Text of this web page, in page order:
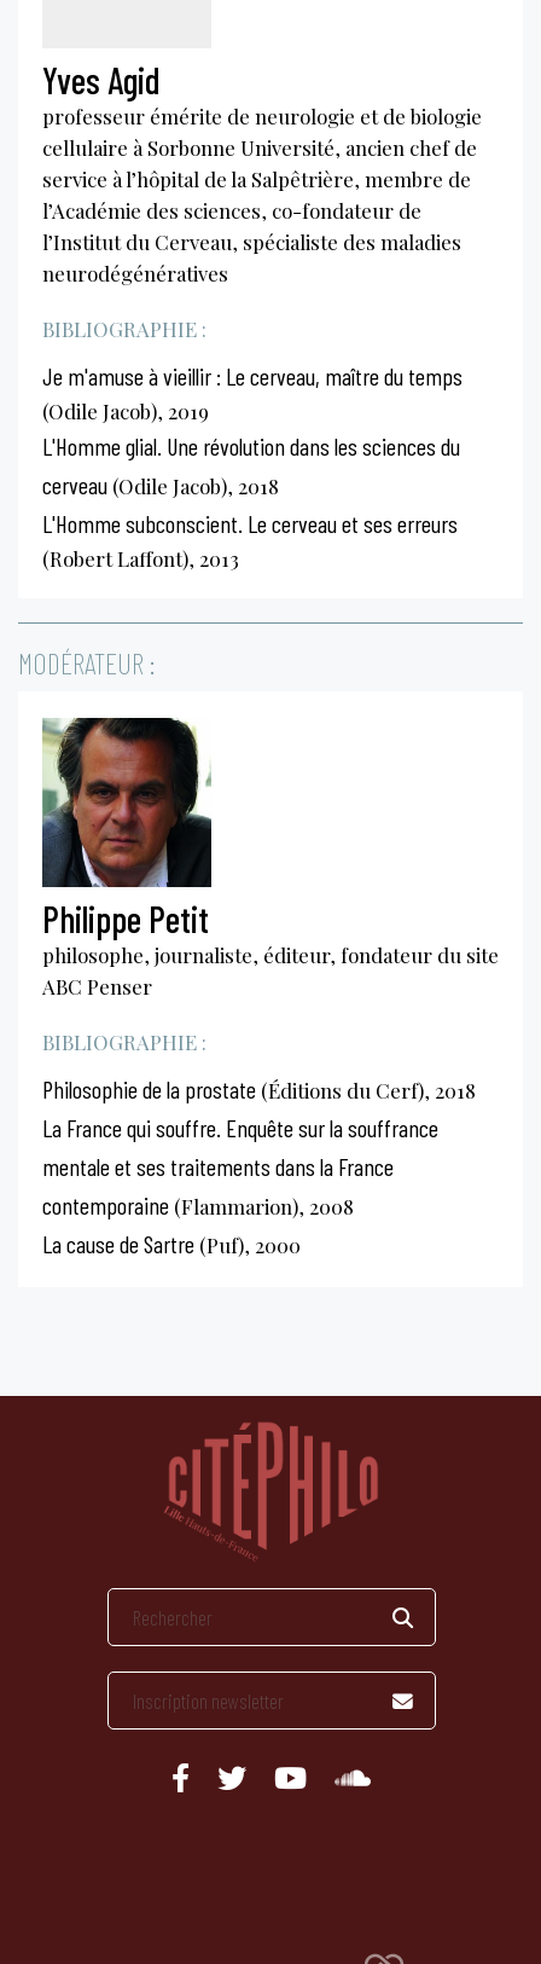
Yves Agid
professeur émérite de neurologie et de biologie
cellulaire à Sorbonne Université, ancien chef de
service à l’hôpital de la Salpêtrière, membre de
l’Académie des sciences, co-fondateur de
l’Institut du Cerveau, spécialiste des maladies
neurodégénératives
BIBLIOGRAPHIE :
Je m'amuse à vieillir : Le cerveau, maître du temps
(Odile Jacob), 2019
L'Homme glial. Une révolution dans les sciences du
cerveau (Odile Jacob), 2018
L'Homme subconscient. Le cerveau et ses erreurs
(Robert Laffont), 2013
MODÉRATEUR :
Philippe Petit
philosophe, journaliste, éditeur, fondateur du site
ABC Penser
BIBLIOGRAPHIE :
Philosophie de la prostate (Éditions du Cerf), 2018
La France qui souffre. Enquête sur la souffrance
mentale et ses traitements dans la France
contemporaine (Flammarion), 2008
La cause de Sartre (Puf), 2000